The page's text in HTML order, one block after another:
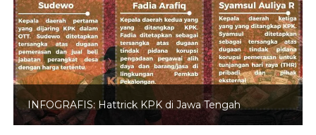
INFOGRAFIS: Hattrick KPK di Jawa Tengah